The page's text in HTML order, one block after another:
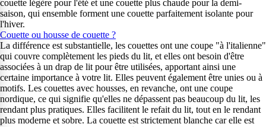
couette légère pour l'été et une couette plus chaude pour la demi-
saison, qui ensemble forment une couette parfaitement isolante pour
l'hiver.
Couette ou housse de couette ?
La différence est substantielle, les couettes ont une coupe "à l'italienne"
qui couvre complètement les pieds du lit, et elles ont besoin d'être
associées à un drap de lit pour être utilisées, apportant ainsi une
certaine importance à votre lit. Elles peuvent également être unies ou à
motifs. Les couettes avec housses, en revanche, ont une coupe
nordique, ce qui signifie qu'elles ne dépassent pas beaucoup du lit, les
rendant plus pratiques. Elles facilitent le refait du lit, tout en le rendant
plus moderne et sobre. La couette est strictement blanche car elle est